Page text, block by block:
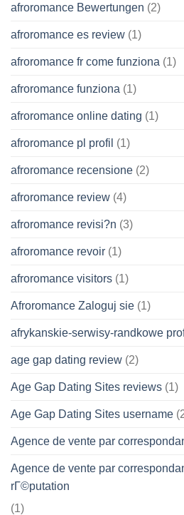
afroromance Bewertungen (2)
afroromance es review (1)
afroromance fr come funziona (1)
afroromance funziona (1)
afroromance online dating (1)
afroromance pl profil (1)
afroromance recensione (2)
afroromance review (4)
afroromance revisi?n (3)
afroromance revoir (1)
afroromance visitors (1)
Afroromance Zaloguj sie (1)
afrykanskie-serwisy-randkowe
age gap dating review (2)
Age Gap Dating Sites reviews (1)
Age Gap Dating Sites username
Agence de vente par
Agence de vente par
rГ©putation
(1)